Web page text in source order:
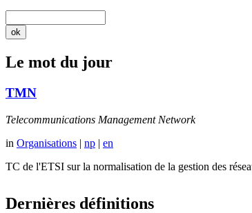
Le mot du jour
TMN
Telecommunications Management Network
in Organisations | np | en
TC de l'ETSI sur la normalisation de la gestion des
Dernières définitions